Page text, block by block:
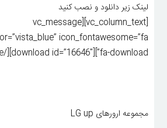
لینک زیر دانلود و نصب کنید
[vc_column_text][vc_message
icon_fontawesome=”fa
fa-download”][download id=”16646″][/vc_message]
مجموعه ارورهای LG up